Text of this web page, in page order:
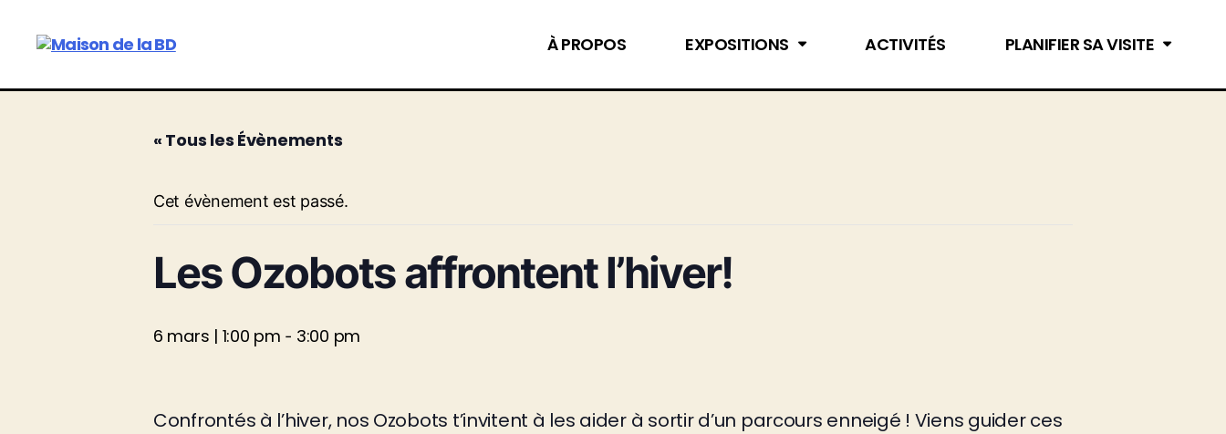
de
À PROPOS EXPOSITIONS ACTIVITÉS PLANIFIER SA VISITE
« Tous les Évènements
Cet évènement est passé.
Les Ozobots affrontent l’hiver!
6 mars | 1:00 pm - 3:00 pm
Confrontés à l’hiver, nos Ozobots t’invitent à les aider à sortir d’un parcours enneigé ! Viens guider ces